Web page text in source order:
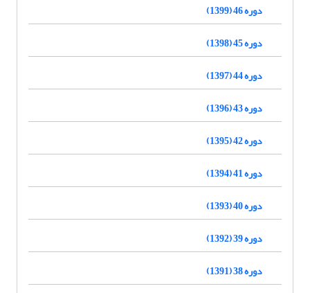
دوره 46 (1399)
دوره 45 (1398)
دوره 44 (1397)
دوره 43 (1396)
دوره 42 (1395)
دوره 41 (1394)
دوره 40 (1393)
دوره 39 (1392)
دوره 38 (1391)